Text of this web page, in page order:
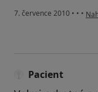
7. července 2010 • • •
Pacient